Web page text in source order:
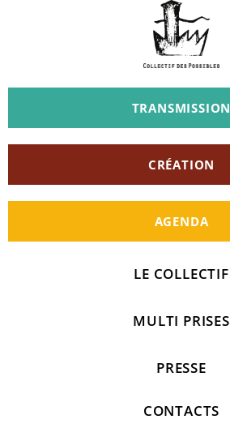
TRANSMISSION
CRÉATION
AGENDA
LE COLLECTIF
MULTI PRISES
PRESSE
CONTACTS